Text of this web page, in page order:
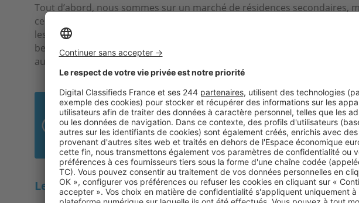
Tout d’abord, nous sommes sur un marché de résidences secondaires,
certains souhaiteraient vivre ici à l’année car la qualité de vie est
les secteurs sont très demandés : la région offre à la fois des vues mer,
beaucoup aimeraient se situer au bord de la mer malgré des prix
au bord de l’eau.
5 000 €/m²
C’est le prix immobilier moyen sur la région de la Balagne.
Leur profil a-t-il évolué ?